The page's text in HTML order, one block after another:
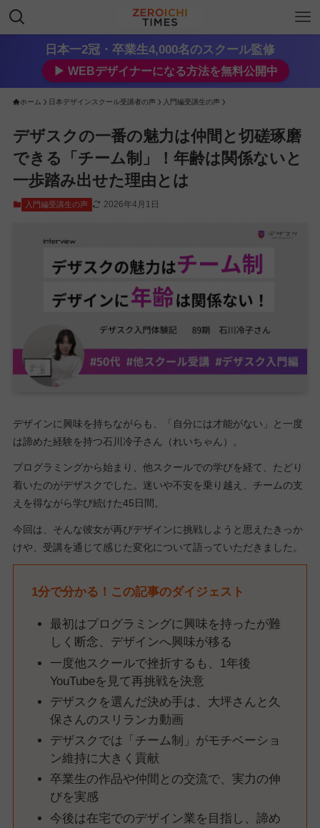
日本一2冠・卒業生4,000名のスクール監修
▶︎ WEBデザイナーになる方法を無料公開中
ホーム 日本デザインスクール受講者の声 入門編受講生の声
デザスクの一番の魅力は仲間と切磋琢磨
できる「チーム制」！年齢は関係ないと
一歩踏み出せた理由とは
入門編受講生の声 2026年4月1日
デザインに興味を持ちながらも、「自分には才能がない」と一度
は諦めた経験を持つ石川冷子さん（れいちゃん）。
プログラミングから始まり、他スクールでの学びを経て、たどり
着いたのがデザスクでした。迷いや不安を乗り越え、チームの支
えを得ながら学び続けた45日間。
今回は、そんな彼女が再びデザインに挑戦しようと思えたきっか
けや、受講を通じて感じた変化について語っていただきました。
1分で分かる！この記事のダイジェスト
最初はプログラミングに興味を持ったが難
しく断念、デザインへ興味が移る
一度他スクールで挫折するも、1年後
YouTubeを見て再挑戦を決意
デザスクを選んだ決め手は、大坪さんと久
保さんのスリランカ動画
デザスクでは「チーム制」がモチベーショ
ン維持に大きく貢献
卒業生の作品や仲間との交流で、実力の伸
びを実感
今後は在宅でのデザイン業を目指し、諦め